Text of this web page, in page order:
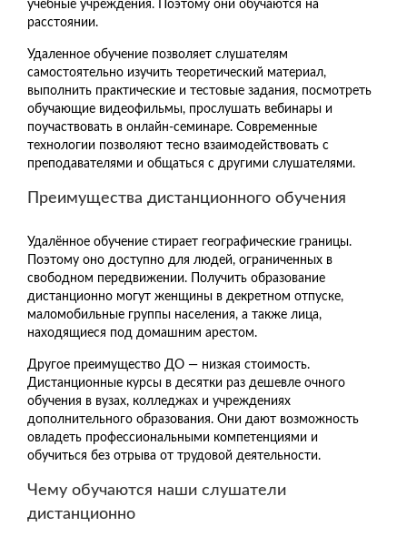
учебные учреждения. Поэтому они обучаются на
расстоянии.
Удаленное обучение позволяет слушателям
самостоятельно изучить теоретический материал,
выполнить практические и тестовые задания, посмотреть
обучающие видеофильмы, прослушать вебинары и
поучаствовать в онлайн-семинаре. Современные
технологии позволяют тесно взаимодействовать с
преподавателями и общаться с другими слушателями.
Преимущества дистанционного обучения
Удалённое обучение стирает географические границы.
Поэтому оно доступно для людей, ограниченных в
свободном передвижении. Получить образование
дистанционно могут женщины в декретном отпуске,
маломобильные группы населения, а также лица,
находящиеся под домашним арестом.
Другое преимущество ДО — низкая стоимость.
Дистанционные курсы в десятки раз дешевле очного
обучения в вузах, колледжах и учреждениях
дополнительного образования. Они дают возможность
овладеть профессиональными компетенциями и
обучиться без отрыва от трудовой деятельности.
Чему обучаются наши слушатели
дистанционно